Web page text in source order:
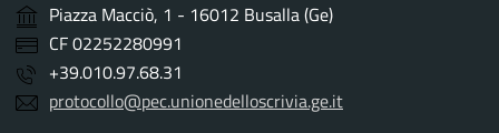
Piazza Macciò, 1 - 16012 Busalla (Ge)
CF 02252280991
+39.010.97.68.31
protocollo@pec.unionedelloscrivia.ge.it